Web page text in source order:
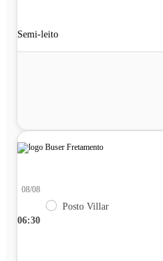
Semi-leito
06:30
08/08
Posto Villar